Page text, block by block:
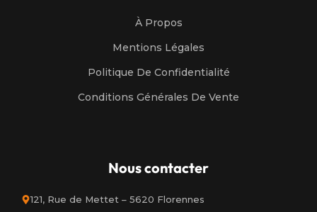
À Propos
Mentions Légales
Politique De Confidentialité
Conditions Générales De Vente
Nous contacter
121, Rue de Mettet – 5620 Florennes